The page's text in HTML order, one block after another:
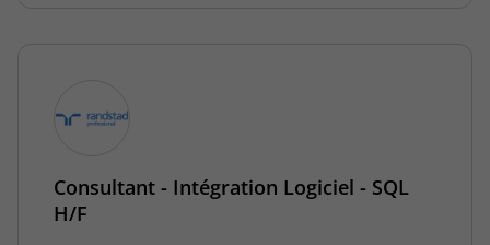
Consultant - Intégration Logiciel - SQL
H/F